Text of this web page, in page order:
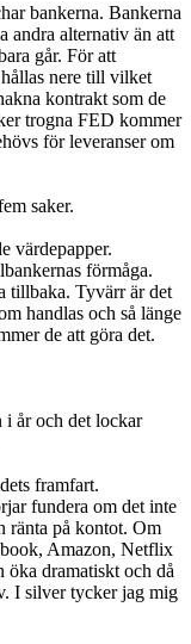
bankerna. Bankerna
andra alternativ än att
går. För att
nere till vilket
kontrakt som de
trogna FED kommer
för leveranser om
saker.
värdepapper.
förmåga.
tillbaka. Tyvärr är det
handlas och så länge
de att göra det.
i år och det lockar
framfart.
fundera om det inte
ränta på kontot. Om
Amazon, Netflix
dramatiskt och då
I silver tycker jag mig